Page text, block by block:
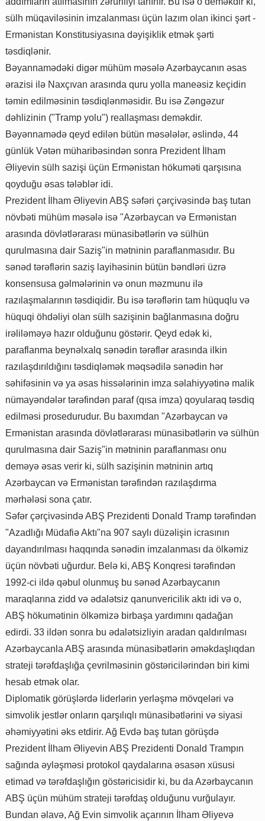
sülh müqaviləsinin imzalanması üçün lazım olan ikinci şərt -
Ermənistan Konstitusiyasına dəyişiklik etmək şərti
təsdiqlənir.
Bəyannamədəki digər mühüm məsələ Azərbaycanın əsas
ərazisi ilə Naxçıvan arasında quru yolla maneəsiz keçidin
təmin edilməsinin təsdiqlənməsidir. Bu isə Zəngəzur
dəhlizinin ("Tramp yolu") reallaşması deməkdir.
Bəyənnamədə qeyd edilən bütün məsələlər, əslində, 44
günlük Vətən müharibəsindən sonra Prezident İlham
Əliyevin sülh sazişi üçün Ermənistan hökuməti qarşısına
qoyduğu əsas tələblər idi.
Prezident İlham Əliyevin ABŞ səfəri çərçivəsində baş tutan
növbəti mühüm məsələ isə "Azərbaycan və Ermənistan
arasında dövlətlərarası münasibətlərin və sülhün
qurulmasına dair Saziş"in mətninin paraflanmasıdır. Bu
sənəd tərəflərin saziş layihəsinin bütün bəndləri üzrə
konsensusa gəlmələrinin və onun məzmunu ilə
razılaşmalarının təsdiqidir. Bu isə tərəflərin tam hüquqlu və
hüquqi öhdəliyi olan sülh sazişinin bağlanmasına doğru
irəliləməyə hazır olduğunu göstərir. Qeyd edək ki,
paraflanma beynəlxalq sənədin tərəflər arasında ilkin
razılaşdırıldığını təsdiqləmək məqsədilə sənədin hər
səhifəsinin və ya əsas hissələrinin imza səlahiyyətinə malik
nümayəndələr tərəfindən paraf (qısa imza) qoyularaq təsdiq
edilməsi prosedurudur. Bu baxımdan "Azərbaycan və
Ermənistan arasında dövlətlərarası münasibətlərin və sülhün
qurulmasına dair Saziş"in mətninin paraflanması onu
deməyə əsas verir ki, sülh sazişinin mətninin artıq
Azərbaycan və Ermənistan tərəfindən razılaşdırma
mərhələsi sona çatır.
Səfər çərçivəsində ABŞ Prezidenti Donald Tramp tərəfindən
"Azadlığı Müdafiə Aktı"na 907 saylı düzəlişin icrasının
dayandırılması haqqında sənədin imzalanması da ölkəmiz
üçün növbəti uğurdur. Belə ki, ABŞ Konqresi tərəfindən
1992-ci ildə qəbul olunmuş bu sənəd Azərbaycanın
maraqlarına zidd və ədalətsiz qanunvericilik aktı idi və o,
ABŞ hökumətinin ölkəmizə birbaşa yardımını qadağan
edirdi. 33 ildən sonra bu ədalətsizliyin aradan qaldırılması
Azərbaycanla ABŞ arasında münasibətlərin əməkdaşlıqdan
strateji tərəfdaşlığa çevrilməsinin göstəricilərindən biri kimi
hesab etmək olar.
Diplomatik görüşlərdə liderlərin yerləşmə mövqeləri və
simvolik jestlər onların qarşılıqlı münasibətlərini və siyasi
əhəmiyyətini əks etdirir. Ağ Evdə baş tutan görüşdə
Prezident İlham Əliyevin ABŞ Prezidenti Donald Trampın
sağında əyləşməsi protokol qaydalarına əsasən xüsusi
etimad və tərəfdaşlığın göstəricisidir ki, bu da Azərbaycanın
ABŞ üçün mühüm strateji tərəfdaş olduğunu vurğulayır.
Bundan əlavə, Ağ Evin simvolik açarının İlham Əliyevə